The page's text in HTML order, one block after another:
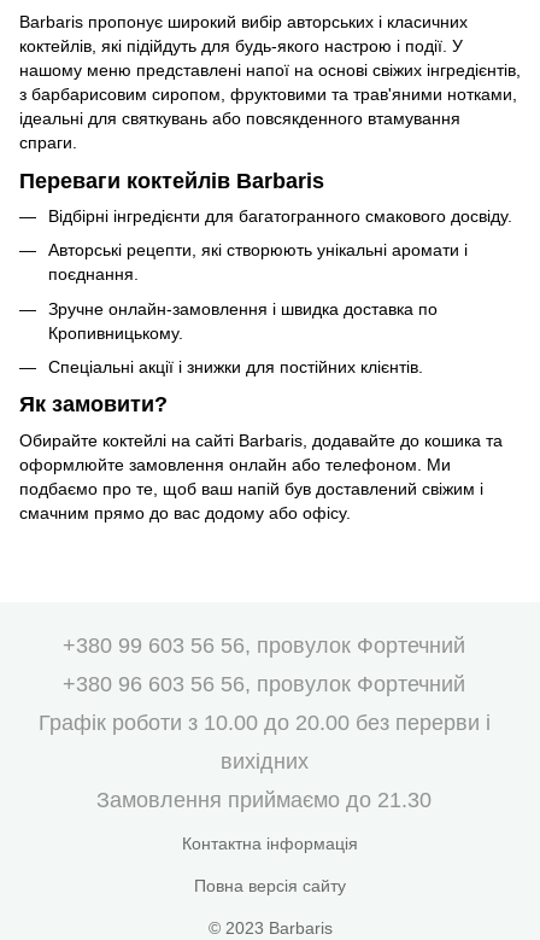
Barbaris пропонує широкий вибір авторських і класичних
коктейлів, які підійдуть для будь-якого настрою і події. У
нашому меню представлені напої на основі свіжих інгредієнтів,
з барбарисовим сиропом, фруктовими та трав'яними нотками,
ідеальні для святкувань або повсякденного втамування
спраги.
Переваги коктейлів Barbaris
Відбірні інгредієнти для багатогранного смакового досвіду.
Авторські рецепти, які створюють унікальні аромати і
поєднання.
Зручне онлайн-замовлення і швидка доставка по
Кропивницькому.
Спеціальні акції і знижки для постійних клієнтів.
Як замовити?
Обирайте коктейлі на сайті Barbaris, додавайте до кошика та
оформлюйте замовлення онлайн або телефоном. Ми
подбаємо про те, щоб ваш напій був доставлений свіжим і
смачним прямо до вас додому або офісу.
+380 99 603 56 56, провулок Фортечний
+380 96 603 56 56, провулок Фортечний
Графік роботи з 10.00 до 20.00 без перерви і
вихідних
Замовлення приймаємо до 21.30
Контактна інформація
Повна версія сайту
© 2023 Barbaris